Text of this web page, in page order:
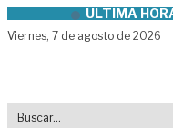
Skip to content
ÚLTIMA
Viernes, 7 de agosto de 2026